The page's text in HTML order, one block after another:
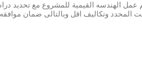
عمل الهندسه القيمية للمشروع مع تحديد
المحدد وتكاليف اقل وبالتالى ضمان